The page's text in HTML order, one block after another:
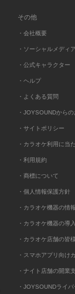
その他
・会社概要
・ソーシャルメディ
・公式キャラクター
・ヘルプ
・よくある質問
・JOYSOUNDから
・サイトポリシー
・カラオケ利用に当
・利用規約
・商標について
・個人情報保護方針
・カラオケ機器の情
・カラオケ機器の導
・カラオケ店舗の皆
・スマホアプリ向け
・ナイト店舗の開業
・JOYSOUNDライ